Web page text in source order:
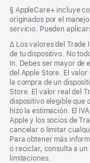
Nota
a
pie
página
§ AppleCare+ incluye
originados por el
servicio. Pueden
Nota
a
pie
de
página
∆ Los valores del Trade
de tu dispositivo. No
In. Debes ser mayor de
del Apple Store. El
la compra de un
Store. El valor real del
dispositivo elegible que
hizo la estimación. El
Apple y los socios de
cancelar o limitar
Para obtener más
o reciclar, consulta a un
limitaciones.